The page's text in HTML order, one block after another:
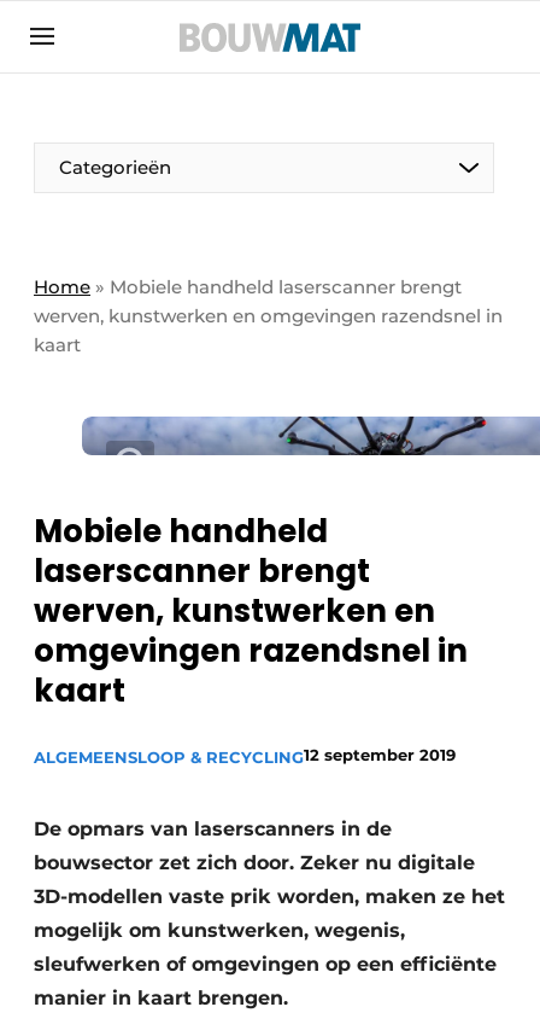
Aanmelden
Bedrijven
Bedrijven
Contact
Meest gelezen
Podcasts
Privacy / Cookie statement
Vacature aanmelden
Vacatures
Video’s
Categorieën
Home » Mobiele handheld laserscanner brengt
werven, kunstwerken en omgevingen razendsnel in
kaart
Mobiele handheld
laserscanner brengt
werven, kunstwerken en
omgevingen razendsnel in
kaart
ALGEMEENSLOOP & RECYCLING12 september 2019
De opmars van laserscanners in de
bouwsector zet zich door. Zeker nu digitale
3D-modellen vaste prik worden, maken ze het
mogelijk om kunstwerken, wegenis,
sleufwerken of omgevingen op een efficiënte
manier in kaart brengen.